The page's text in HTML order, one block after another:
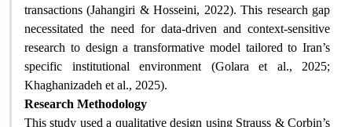
transactions (Jahangiri & Hosseini, 2022). This research gap
necessitated the need for data-driven and context-sensitive
research to design a transformative model tailored to Iran’s
specific institutional environment (Golara et al., 2025;
Khaghanizadeh et al., 2025).
Research Methodology
This study used a qualitative design using Strauss & Corbin’s